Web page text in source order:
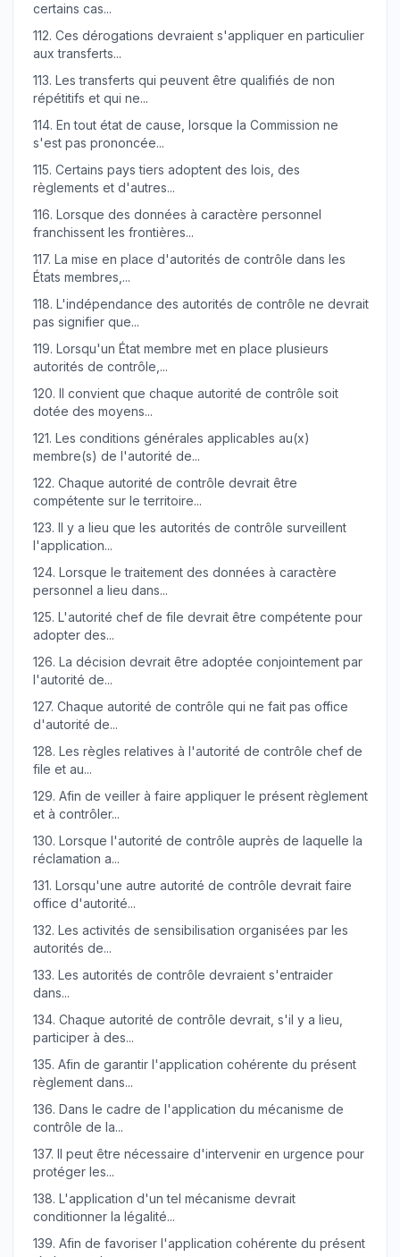
certains cas...
112. Ces dérogations devraient s'appliquer en particulier
aux transferts...
113. Les transferts qui peuvent être qualifiés de non
répétitifs et qui ne...
114. En tout état de cause, lorsque la Commission ne
s'est pas prononcée...
115. Certains pays tiers adoptent des lois, des
règlements et d'autres...
116. Lorsque des données à caractère personnel
franchissent les frontières...
117. La mise en place d'autorités de contrôle dans les
États membres,...
118. L'indépendance des autorités de contrôle ne devrait
pas signifier que...
119. Lorsqu'un État membre met en place plusieurs
autorités de contrôle,...
120. Il convient que chaque autorité de contrôle soit
dotée des moyens...
121. Les conditions générales applicables au(x)
membre(s) de l'autorité de...
122. Chaque autorité de contrôle devrait être
compétente sur le territoire...
123. Il y a lieu que les autorités de contrôle surveillent
l'application...
124. Lorsque le traitement des données à caractère
personnel a lieu dans...
125. L'autorité chef de file devrait être compétente pour
adopter des...
126. La décision devrait être adoptée conjointement par
l'autorité de...
127. Chaque autorité de contrôle qui ne fait pas office
d'autorité de...
128. Les règles relatives à l'autorité de contrôle chef de
file et au...
129. Afin de veiller à faire appliquer le présent règlement
et à contrôler...
130. Lorsque l'autorité de contrôle auprès de laquelle la
réclamation a...
131. Lorsqu'une autre autorité de contrôle devrait faire
office d'autorité...
132. Les activités de sensibilisation organisées par les
autorités de...
133. Les autorités de contrôle devraient s'entraider
dans...
134. Chaque autorité de contrôle devrait, s'il y a lieu,
participer à des...
135. Afin de garantir l'application cohérente du présent
règlement dans...
136. Dans le cadre de l'application du mécanisme de
contrôle de la...
137. Il peut être nécessaire d'intervenir en urgence pour
protéger les...
138. L'application d'un tel mécanisme devrait
conditionner la légalité...
139. Afin de favoriser l'application cohérente du présent